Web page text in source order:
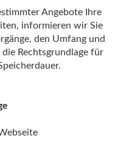
Angebote Ihre
informieren wir Sie
den Umfang und
Rechtsgrundlage für